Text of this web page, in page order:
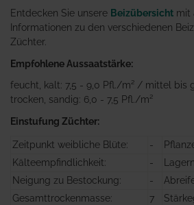
Entdecken Sie unsere Beizübersicht mit
Informationen zu den verschiedenen
Züchter.
Empfohlene Aussaatstärke:
feucht, kalt: 7,5 - 9,0 Pfl./m² / mittel bis
trocken, sandig: 6,0 - 7,5 Pfl./m²
Einstufung Züchter:
Zeitpunkt weibliche Blüte: -
Kälteempfindlichkeit:
-
Neigung zu Bestockung:
-
Gesamttrockenmasse:
7